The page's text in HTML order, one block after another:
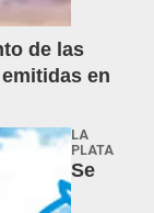
de las
en
LA
PLATA
Se